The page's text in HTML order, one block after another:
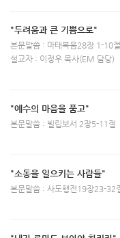
"두려움과 큰 기쁨으로"
본문말씀 : 마태복음28장 1-10절
설교자 : 이정우 목사(EM 담당)
"예수의 마음을 품고"
본문말씀 : 빌립보서 2장5-11절
"소동을 일으키는 사람들"
본문말씀 : 사도행전19장23-32